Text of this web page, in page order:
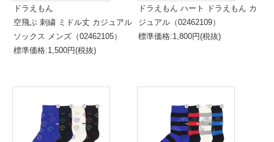
ドラえもん
空飛ぶ 刺繍 ミドル丈 カジュアル
ソックス メンズ（02462105）
標準価格:1,500円(税抜)
ドラえもん ハート ドラえもん カ
ジュアル（02462109）
標準価格:1,800円(税抜)